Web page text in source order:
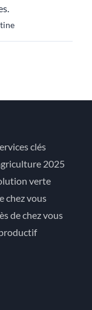
clés
2025
verte
chez vous
de chez vous